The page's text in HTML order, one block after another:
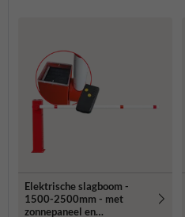
Elektrische slagboom -
1500-2500mm - met
zonnepaneel en